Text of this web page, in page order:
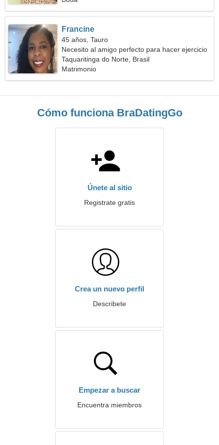
Francine
45 años, Tauro
Necesito al amigo perfecto para hacer ejercicio
Taquaritinga do Norte, Brasil
Matrimonio
Cómo funciona BraDatingGo
Únete al sitio
Registrate gratis
Crea un nuevo perfil
Describete
Empezar a buscar
Encuentra miembros